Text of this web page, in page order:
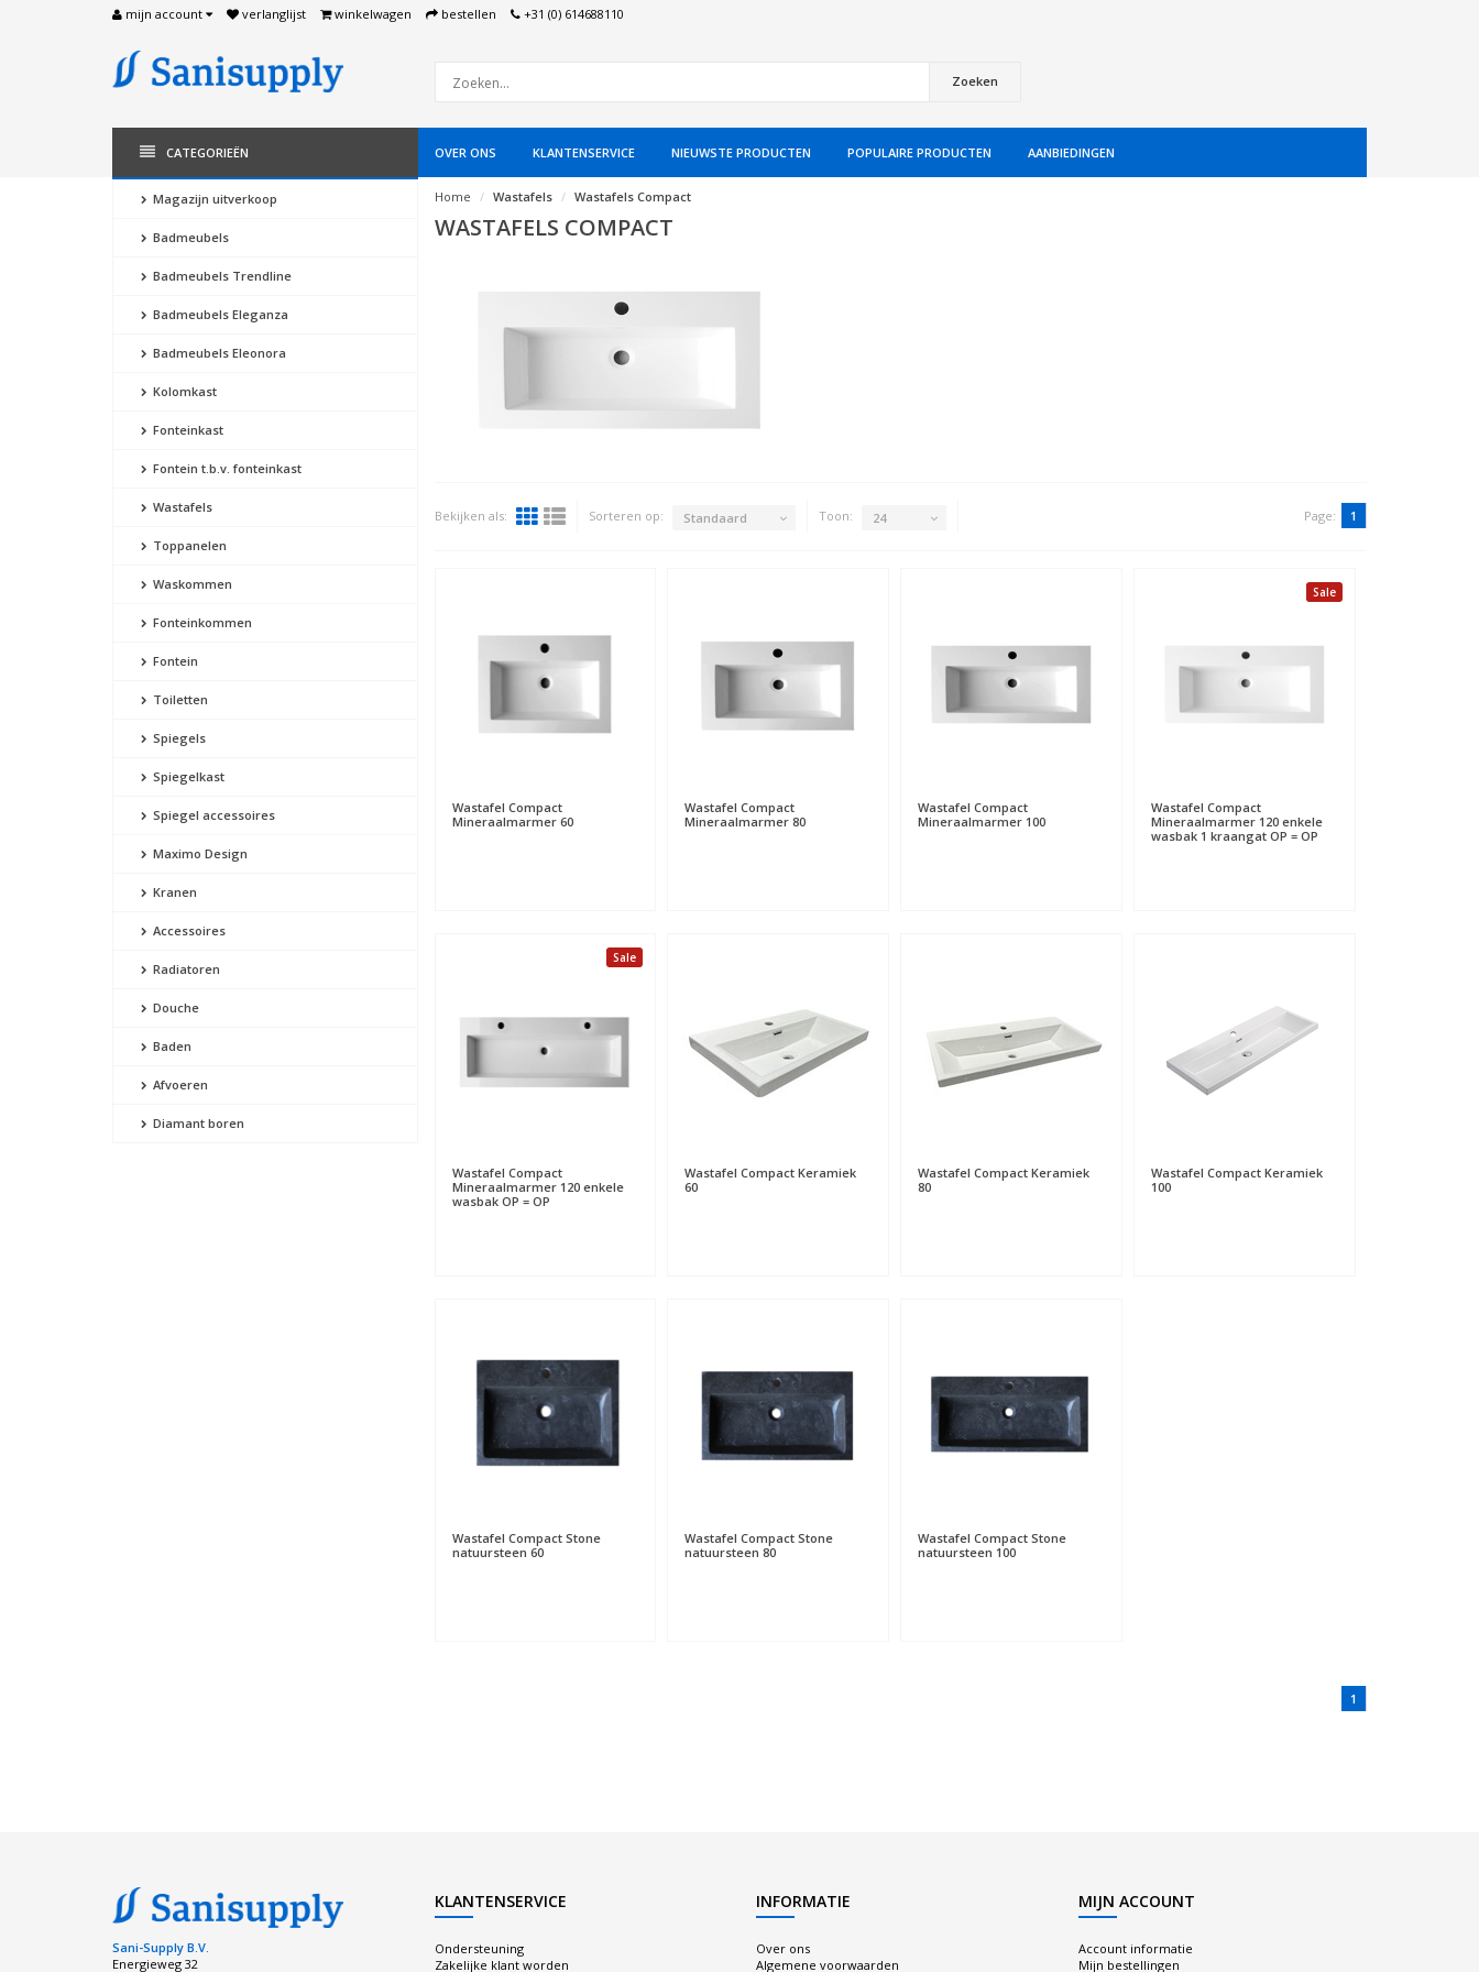
mijn account verlanglijst winkelwagen bestellen +31 (0) 614688110
Zoeken
CATEGORIEËN OVER ONS KLANTENSERVICE NIEUWSTE PRODUCTEN POPULAIRE PRODUCTEN AANBIEDINGEN
Magazijn uitverkoop
Badmeubels
Badmeubels Trendline
Badmeubels Eleganza
Badmeubels Eleonora
Kolomkast
Fonteinkast
Fontein t.b.v. fonteinkast
Wastafels
Toppanelen
Waskommen
Fonteinkommen
Fontein
Toiletten
Spiegels
Spiegelkast
Spiegel accessoires
Maximo Design
Kranen
Accessoires
Radiatoren
Douche
Baden
Afvoeren
Diamant boren
Home Wastafels Wastafels Compact
WASTAFELS COMPACT
Bekijken als: Sorteren op: Standaard Toon: 24 Page: 1
Wastafel Compact
Mineraalmarmer 60
Wastafel Compact
Mineraalmarmer 80
Wastafel Compact
Mineraalmarmer 100
Sale
Wastafel Compact
Mineraalmarmer 120 enkele
wasbak 1 kraangat OP = OP
Sale
Wastafel Compact
Mineraalmarmer 120 enkele
wasbak OP = OP
Wastafel Compact Keramiek
60
Wastafel Compact Keramiek
80
Wastafel Compact Keramiek
100
Wastafel Compact Stone
natuursteen 60
Wastafel Compact Stone
natuursteen 80
Wastafel Compact Stone
natuursteen 100
1
Sani-Supply B.V.
Energieweg 32
KLANTENSERVICE
Ondersteuning
Zakelijke klant worden
INFORMATIE
Over ons
Algemene voorwaarden
MIJN ACCOUNT
Account informatie
Mijn bestellingen